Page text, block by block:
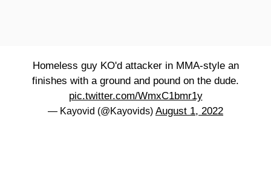
Homeless guy KO'd attacker in MMA-style an
finishes with a ground and pound on the dude.
pic.twitter.com/WmxC1bmr1y
— Kayovid (@Kayovids) August 1, 2022